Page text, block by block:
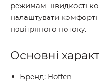
режимам швидкості
налаштувати
повітряного потоку.
Основні
Бренд: Hoffen